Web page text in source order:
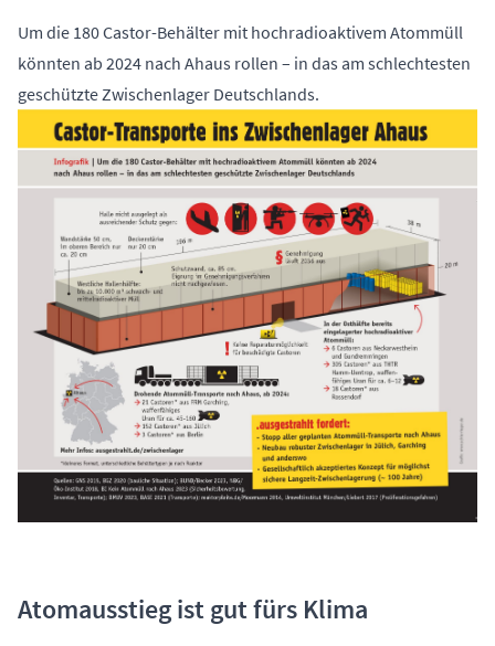
Um die 180 Castor-Behälter mit hochradioaktivem Atommüll
könnten ab 2024 nach Ahaus rollen – in das am schlechtesten
geschützte Zwischenlager Deutschlands.
Atomausstieg ist gut fürs Klima